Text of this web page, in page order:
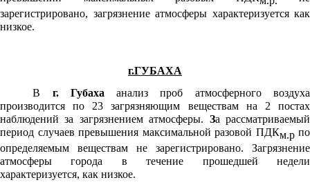
зарегистрировано, загрязнение атмосферы характеризуется как
низкое.
г.ГУБАХА
В г. Губаха анализ проб атмосферного воздуха
производится по 23 загрязняющим веществам на 2 постах
наблюдений за загрязнением атмосферы. За рассматриваемый
период случаев превышения максимальной разовой ПДКм.рпо
определяемым веществам не зарегистрировано. Загрязнение
атмосферы города в течение прошедшей недели
характеризуется, как низкое.